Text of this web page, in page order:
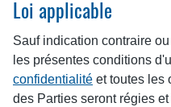
Loi applicable
Sauf indication contraire
les présentes conditions
confidentialité et toutes les
des Parties seront régies